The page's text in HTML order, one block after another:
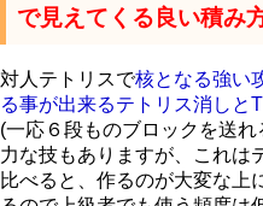
で見えてくる良い積み
対人テトリスで核となる強い
る事が出来るテトリス消しと
(一応６段ものブロックを送
力な技もありますが、これは
比べると、作るのが大変な上